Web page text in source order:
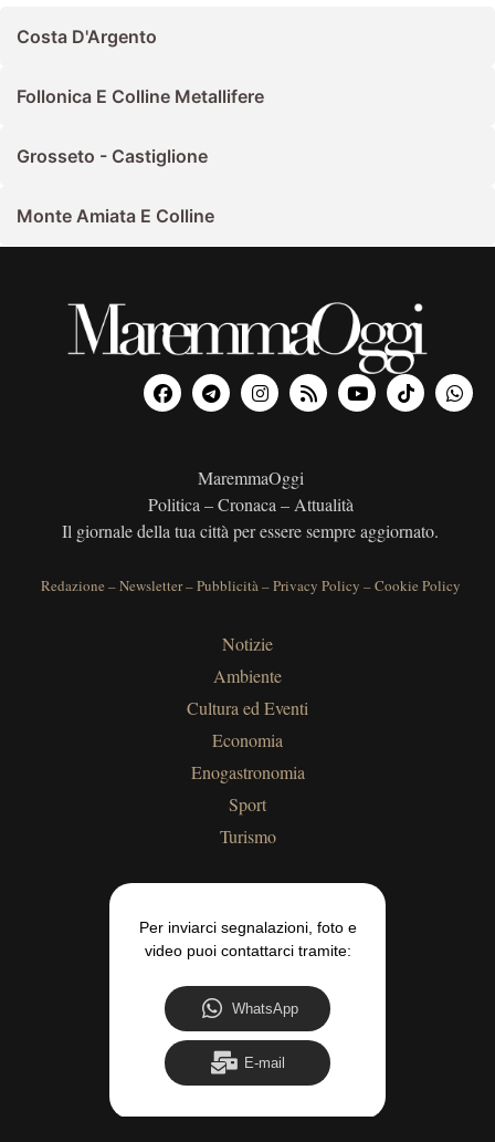
Costa D'Argento
Follonica E Colline Metallifere
Grosseto - Castiglione
Monte Amiata E Colline
MaremmaOggi
Politica – Cronaca – Attualità
Il giornale della tua città per essere sempre aggiornato.
Redazione –Newsletter–Pubblicità–Privacy Policy –Cookie Policy
Notizie
Ambiente
Cultura ed Eventi
Economia
Enogastronomia
Sport
Turismo
Per inviarci segnalazioni, foto e
video puoi contattarci tramite:
WhatsApp
E-mail